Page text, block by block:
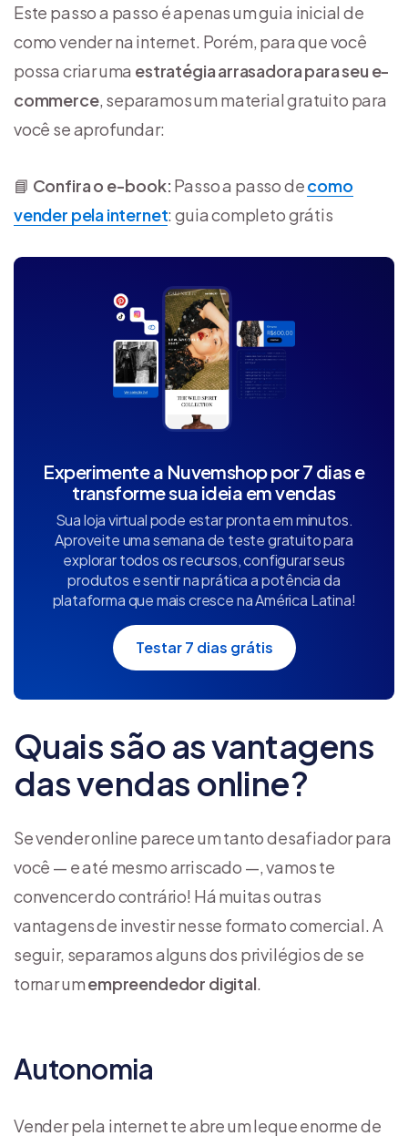
Este passo a passo é apenas um guia inicial de
como vender na internet. Porém, para que você
possa criar uma estratégia arrasadora para seu e-
commerce, separamos um material gratuito para
você se aprofundar:
📘 Confira o e-book: Passo a passo decomo
vender pela internet: guia completo grátis
Experimente a Nuvemshop por 7 dias e
transforme sua ideia em vendas
Sua loja virtual pode estar pronta em minutos.
Aproveite uma semana de teste gratuito para
explorar todos os recursos, configurar seus
produtos e sentir na prática a potência da
plataforma que mais cresce na América Latina!
Testar 7 dias grátis
Quais são as vantagens
das vendas online?
Se vender online parece um tanto desafiador para
você — e até mesmo arriscado —, vamos te
convencer do contrário! Há muitas outras
vantagens de investir nesse formato comercial. A
seguir, separamos alguns dos privilégios de se
tornar umempreendedor digital.
Autonomia
Vender pela internet te abre um leque enorme de